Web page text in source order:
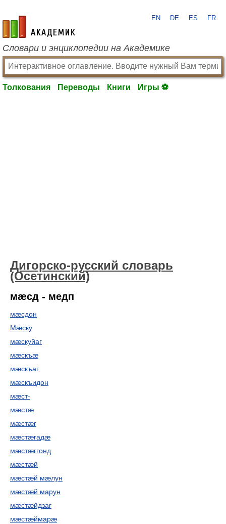
academic.ru
EN DE ES FR
Словари и энциклопедии на Академике
Толкования Переводы Книги Игры ⚽
Дигорско-русский словарь
(Осетинский)
мæсд - медп
мæсдон
Мæску
мæскуйаг
мæскъæ
мæскъаг
мæскъидон
мæст-
мæстæ
мæстæг
мæстæгадæ
мæстæггонд
мæстæй
мæстæй мæлун
мæстæй марун
мæстæйдзаг
мæстæймарæ